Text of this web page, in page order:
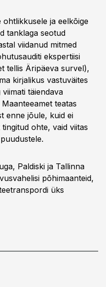
ja eelkõige
tanklaga seotud
viidanud mitmed
ekspertiisi
tellis Äripäeva survel),
kirjalikus vastuväites
täiendava
teatas
enne jõule, kuid ei
ohte, vaid viitas
Paldiski ja Tallinna
põhimaanteid,
üks